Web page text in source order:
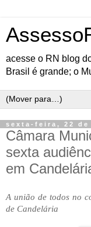
acesse o RN blog
Brasil é grande; o
sexta-feira, 22 de
Câmara
sexta
em
A união de todos no
de Candelária